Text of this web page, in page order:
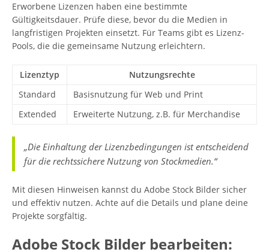
Erworbene Lizenzen haben eine bestimmte
Gültigkeitsdauer. Prüfe diese, bevor du die Medien in
langfristigen Projekten einsetzt. Für Teams gibt es Lizenz-
Pools, die die gemeinsame Nutzung erleichtern.
Lizenztyp
Nutzungsrechte
Standard
Basisnutzung für Web und Print
Extended
Erweiterte Nutzung, z.B. für Merchandise
„Die Einhaltung der Lizenzbedingungen ist entscheidend
für die rechtssichere Nutzung von Stockmedien.“
Mit diesen Hinweisen kannst du Adobe Stock Bilder sicher
und effektiv nutzen. Achte auf die Details und plane deine
Projekte sorgfältig.
Adobe Stock Bilder bearbeiten: